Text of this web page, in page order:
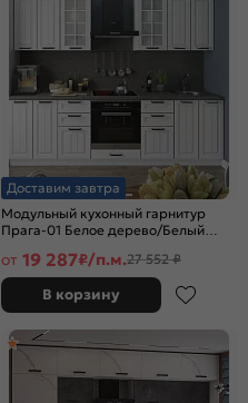
Доставим завтра
Модульный кухонный гарнитур
Прага-01 Белое дерево/Белый
от 19 287₽/п.м.27 552 ₽
В корзину